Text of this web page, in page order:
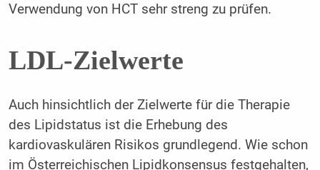
Verwendung von HCT sehr streng zu prüfen.
LDL-Zielwerte
Auch hinsichtlich der Zielwerte für die Therapie
des Lipidstatus ist die Erhebung des
kardiovaskulären Risikos grundlegend. Wie schon
im Österreichischen Lipidkonsensus festgehalten,